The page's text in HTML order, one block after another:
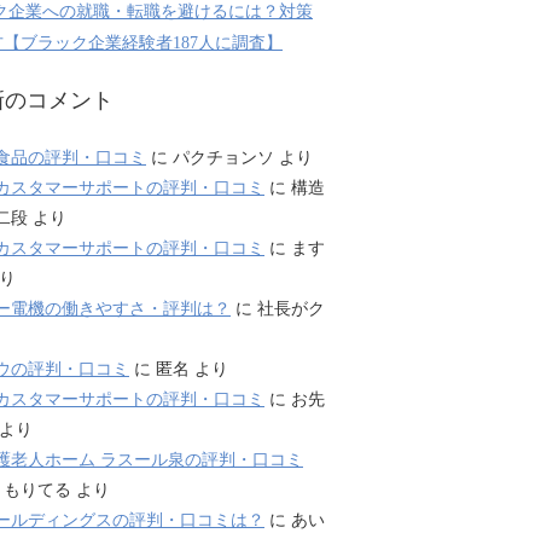
企業への就職・転職を避けるには？対策
ブラック企業経験者187人に調査】
コメント
品の評判・口コミ に パクチョンソ より
スタマーサポートの評判・口コミ に 構造
段 より
スタマーサポートの評判・口コミ に ます
電機の働きやすさ・評判は？ に 社長がク
の評判・口コミ に 匿名 より
スタマーサポートの評判・口コミ に お先
り
老人ホーム ラスール泉の評判・口コミ
もりてる より
ルディングスの評判・口コミは？ に あい